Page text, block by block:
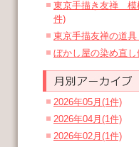
東京手描き友禅 模
件)
東京手描友禅の道
ぼかし屋の染め直し
2026年05月(1件)
2026年04月(1件)
2026年02月(1件)